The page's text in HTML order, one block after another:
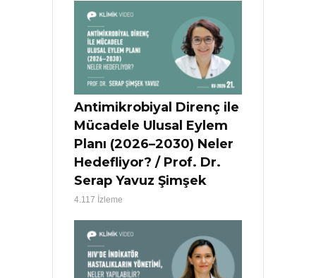
Antimikrobiyal Direnç ile
Mücadele Ulusal Eylem
Planı (2026–2030) Neler
Hedefliyor? / Prof. Dr.
Serap Yavuz Şimşek
4.117 İzleme